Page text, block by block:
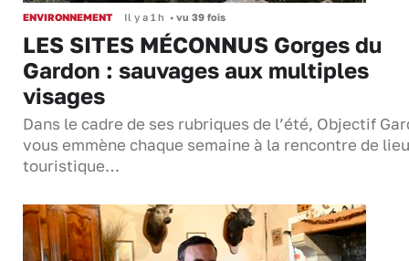
ENVIRONNEMENT Il y a 1 h • vu 39 fois
LES SITES MÉCONNUS Gorges du
Gardon : sauvages aux multiples
visages
Dans le cadre de ses rubriques de l’été, Objectif
vous emmène chaque semaine à la rencontre de
touristique…